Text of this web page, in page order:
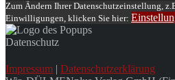
Zum Ändern Ihrer Datenschutzeinstellung,
Einwilligungen, klicken Sie hier:
Datenschutz
Impressum | Datenschutzerklärung